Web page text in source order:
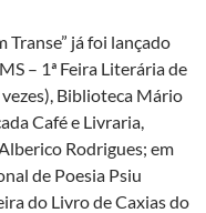
Transe” já foi lançado
– 1ª Feira Literária de
vezes), Biblioteca Mário
Café e Livraria,
Rodrigues; em
de Poesia Psiu
do Livro de Caxias do